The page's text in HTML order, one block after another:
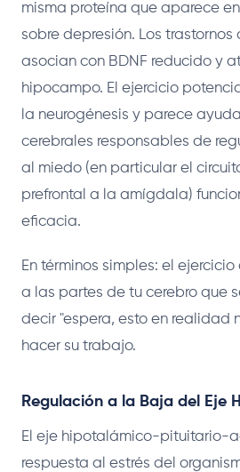
misma proteína que aparece
sobre depresión. Los
asocian con BDNF reducido y
hipocampo. El ejercicio
la neurogénesis y parece
cerebrales responsables de
al miedo (en particular el
prefrontal a la amígdala)
eficacia.
En términos simples: el
a las partes de tu cerebro que
decir "espera, esto en realidad
hacer su trabajo.
Regulación a la Baja del Eje
El eje hipotalámico-pituitario-
respuesta al estrés del